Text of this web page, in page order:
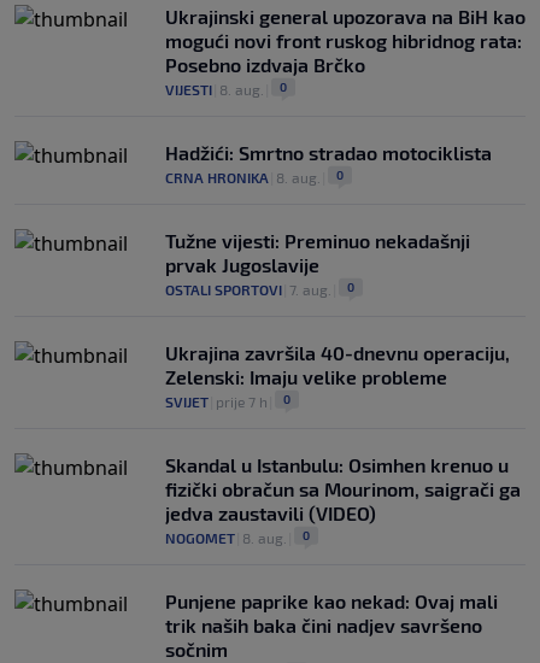
Ukrajinski general upozorava na BiH kao
mogući novi front ruskog hibridnog rata:
Posebno izdvaja Brčko
VIJESTI 8. aug. 0
Hadžići: Smrtno stradao motociklista
CRNA HRONIKA 8. aug. 0
Tužne vijesti: Preminuo nekadašnji
prvak Jugoslavije
OSTALI SPORTOVI 7. aug. 0
Ukrajina završila 40-dnevnu operaciju,
Zelenski: Imaju velike probleme
SVIJET prije 7 h 0
Skandal u Istanbulu: Osimhen krenuo u
fizički obračun sa Mourinom, saigrači ga
jedva zaustavili (VIDEO)
NOGOMET 8. aug. 0
Punjene paprike kao nekad: Ovaj mali
trik naših baka čini nadjev savršeno
sočnim